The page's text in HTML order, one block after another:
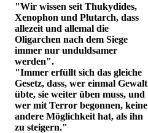
"Wir wissen seit Thukydides,
Xenophon und Plutarch, dass
allezeit und allemal die
Oligarchen nach dem Siege
immer nur unduldsamer
werden".
"Immer erfüllt sich das gleiche
Gesetz, dass, wer einmal Gewalt
übte, sie weiter üben muss, und
wer mit Terror begonnen, keine
andere Möglichkeit hat, als ihn
zu steigern."